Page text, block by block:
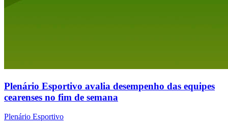
Plenário Esportivo avalia desempenho das equipes
cearenses no fim de semana
Plenário Esportivo